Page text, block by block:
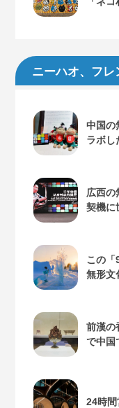
ニーハオ、フレ
中国の
ラボし
広西の
契機に
この「
無形文
前漢の
で中国
24時